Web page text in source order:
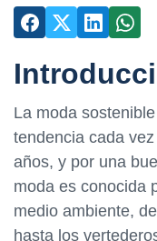
La moda
tendencia cada
años, y por una
moda es conocida
medio ambiente,
hasta los